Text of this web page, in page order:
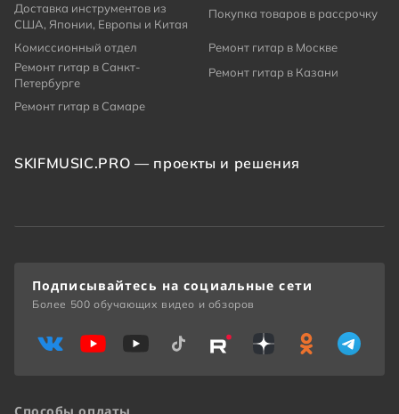
Доставка инструментов из
США, Японии, Европы и Китая
Покупка товаров в рассрочку
Комиссионный отдел
Ремонт гитар в Москве
Ремонт гитар в Санкт-
Петербурге
Ремонт гитар в Казани
Ремонт гитар в Самаре
SKIFMUSIC.PRO — проекты и решения
Подписывайтесь на социальные сети
Более 500 обучающих видео и обзоров